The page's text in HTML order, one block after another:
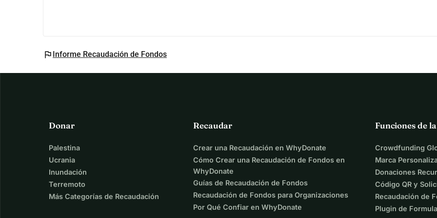
flag Informe Recaudación de Fondos
Donar
Palestina
Ucrania
Inundación
Terremoto
Más Categorías de Recaudación
Recaudar
Crear una Recaudación en WhyDonate
Cómo Crear una Recaudación de Fondos en
WhyDonate
Guías de Recaudación de Fondos
Recaudación de Fondos para Organizaciones
Por Qué Confiar en WhyDonate
Funciones de
Crowdfunding
Marca
Donaciones
Código QR y
Recaudación de
Plugin de